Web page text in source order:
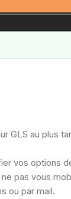
GLS au plus
vos options
pas vous
ou par mail.